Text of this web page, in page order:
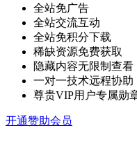
全站免广告
全站交流互动
全站免积分下载
稀缺资源免费获取
隐藏内容无限制查看
一对一技术远程协助
尊贵VIP用户专属勋
开通赞助会员